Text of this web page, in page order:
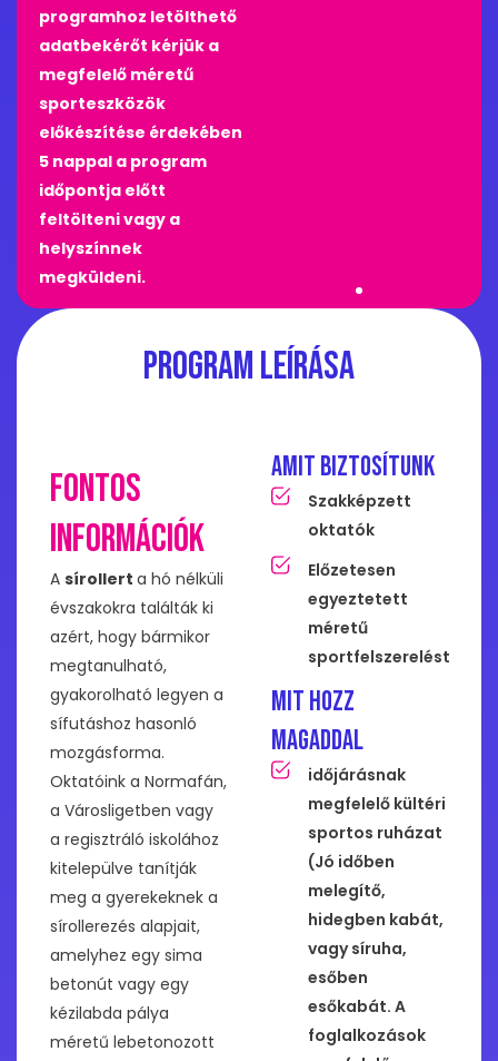
programhoz letölthető
adatbekérőt kérjük a
megfelelő méretű
sporteszközök
előkészítése érdekében
5 nappal a program
időpontja előtt
feltölteni vagy a
helyszínnek
megküldeni.
Program leírása
Fontos
információk
A sírollert a hó nélküli
évszakokra találták ki
azért, hogy bármikor
megtanulható,
gyakorolható legyen a
sífutáshoz hasonló
mozgásforma.
Oktatóink a Normafán,
a Városligetben vagy
a regisztráló iskolához
kitelepülve tanítják
meg a gyerekeknek a
sírollerezés alapjait,
amelyhez egy sima
betonút vagy egy
kézilabda pálya
méretű lebetonozott
Amit biztosítunk
Szakképzett
oktatók
Előzetesen
egyeztetett
méretű
sportfelszerelést
Mit hozz
magaddal
időjárásnak
megfelelő kültéri
sportos ruházat
(Jó időben
melegítő,
hidegben kabát,
vagy síruha,
esőben
esőkabát. A
foglalkozások